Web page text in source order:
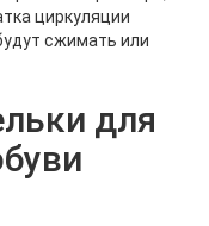
циркуляции
сжимать или
для